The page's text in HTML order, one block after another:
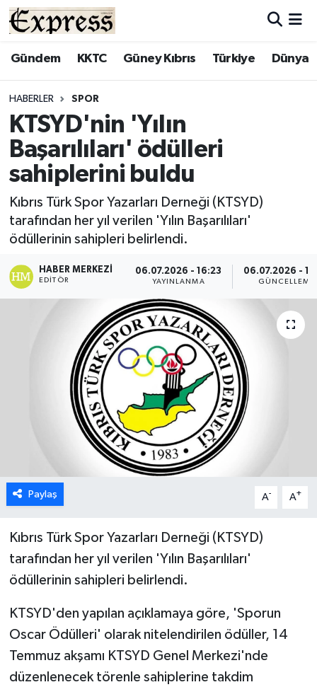
Gündem KKTC Güney Kıbrıs Türkiye Dünya
HABERLER SPOR
KTSYD'nin 'Yılın
Başarılıları' ödülleri
sahiplerini buldu
Kıbrıs Türk Spor Yazarları Derneği (KTSYD)
tarafından her yıl verilen 'Yılın Başarılıları'
ödüllerinin sahipleri belirlendi.
HABER MERKEZI
EDITÖR
06.07.2026 - 16:23
YAYINLANMA
06.07.2026 -
GÜNCELLEME
Paylaş A- A+
Kıbrıs Türk Spor Yazarları Derneği (KTSYD)
tarafından her yıl verilen 'Yılın Başarılıları'
ödüllerinin sahipleri belirlendi.
KTSYD'den yapılan açıklamaya göre, 'Sporun
Oscar Ödülleri' olarak nitelendirilen ödüller, 14
Temmuz akşamı KTSYD Genel Merkezi'nde
düzenlenecek törenle sahiplerine takdim
ALAYKÖY
BİLİM
ÇATALKÖY
DÜNYA
EĞİTİM
EKONOMİ
ESENTEPE
GAZİMAĞUSA
GİRNE
GÜNDEM
GÜNEY KIBRIS
KÜLTÜR SANAT
LEFKOŞA
Hava Durumu
Süper Lig Puan Durumu ve Fikstür
Tüm Manşetler
Son Dakika Haberleri
Haber Arşivi